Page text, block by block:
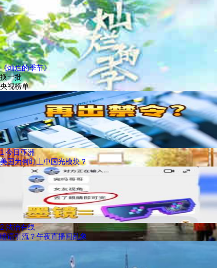
《灿烂的季节》
换一批
央视榜单
1 今日亚洲
美国为何盯上中国光模块？
2 法治在线
暗语引流？午夜直播间乱象